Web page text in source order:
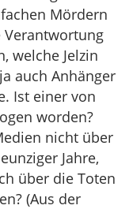
Mördern
welche Jelzin
auch Anhänger
Ist einer von
worden?
nicht über
Jahre,
über die Toten
(Aus der